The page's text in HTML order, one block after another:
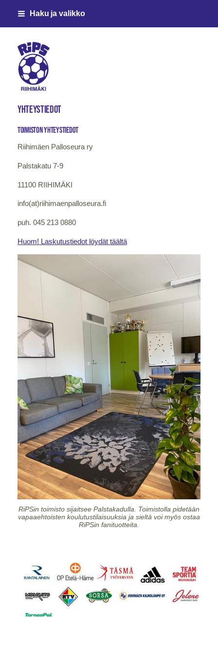
Siirry
Haku ja valikko
Riihimäen Palloseura ry
YHTEYSTIEDOT
Toimiston YHTEYSTIEDOT
Riihimäen Palloseura ry
Palstakatu 7-9
11100 RIIHIMÄKI
info(at)riihimaenpalloseura.fi
puh. 045 213 0880
Huom! Laskutustiedot löydät täältä
RiPSin toimisto sijaitsee Palstakadulla. Toimistolla pidetään
vapaaehtoisten koulutustilaisuuksia ja sieltä voi myös ostaa
RiPSin fanituotteita.